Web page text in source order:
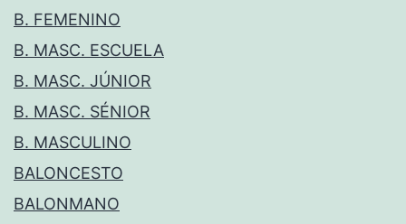
B. FEMENINO
B. MASC. ESCUELA
B. MASC. JÚNIOR
B. MASC. SÉNIOR
B. MASCULINO
BALONCESTO
BALONMANO